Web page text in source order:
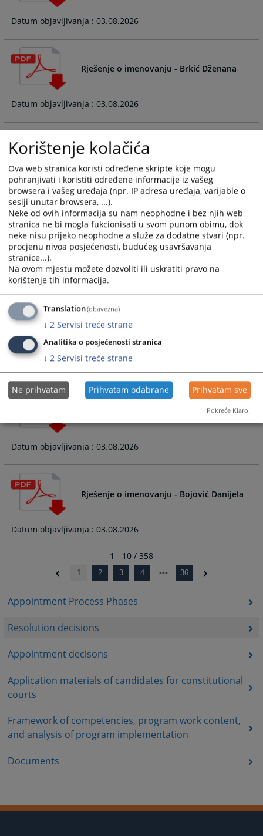
Appointment Process Phases
Resolution decisions
Appointment decisons
Application materials of candidates for constitutional
courts
Framework of competencies, program work content,
and analysis of program implementation
Documents
Datum objavljivanja : 03.08.2026
Rješenje o imenovanju - Brkić Dženana
Datum objavljivanja : 03.08.2026
Rješenje o imenovanju - Ćejić Karalić
Biljana
Datum objavljivanja : 03.08.2026
31.07.2026.
Rješenje o imenovanju - Toljaga Gorana
Datum objavljivanja : 03.08.2026
Rješenje o imenovanju - Veladžić Armin
Datum objavljivanja : 03.08.2026
Rješenje o imenovanju - Kopilaš Ivanka
Datum objavljivanja : 03.08.2026
Rješenje o imenovanju - Bojović Danijela
Datum objavljivanja : 03.08.2026
1 - 10 / 358
1 2 3 4 36
Korištenje kolačića
Ova web stranica koristi određene skripte koje mogu
pohranjivati i koristiti određene informacije iz vašeg
browsera i vašeg uređaja (npr. IP adresa uređaja, varijable o
sesiji unutar browsera, ...).
Neke od ovih informacija su nam neophodne i bez njih web
stranica ne bi mogla fukcionisati u svom punom obimu, dok
neke nisu prijeko neophodne a služe za dodatne stvari (npr.
procjenu nivoa posjećenosti, budućeg usavršavanja
stranice...).
Na ovom mjestu možete dozvoliti ili uskratiti pravo na
korištenje tih informacija.
Translation(obavezna)
↓ 2 Servisi treće strane
Analitika o posjećenosti stranica
↓ 2 Servisi treće strane
Ne prihvatam Prihvatam odabrane Prihvatam sve
Pokreće Klaro!